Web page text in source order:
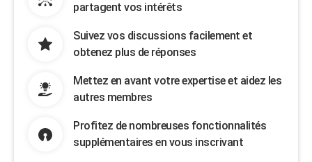
partagent vos intérêts
Suivez vos discussions facilement et
obtenez plus de réponses
Mettez en avant votre expertise et aidez les
autres membres
Profitez de nombreuses fonctionnalités
supplémentaires en vous inscrivant